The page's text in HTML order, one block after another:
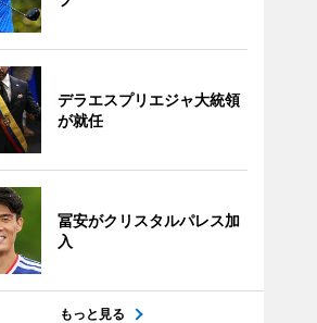
デラエスプリエジャ大統領
が就任
冨安がクリスタルパレス加
入
もっと見る